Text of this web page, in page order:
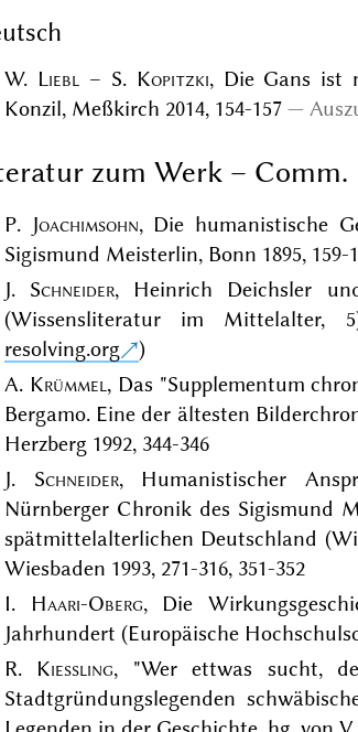
W. Liebl– S. Kopitzki, Die Gans ist
Konzil, Meßkirch 2014, 154-157
zum Werk – Comm.
P. Joachimsohn, Die humanistische
Sigismund Meisterlin, Bonn 1895, 159-
J. Schneider, Heinrich Deichsler
(Wissensliteratur im Mittelalter,
resolving.org
)
A. Krümmel, Das "Supplementum
Bergamo. Eine der ältesten
Herzberg 1992, 344-346
J. Schneider, Humanistischer
Nürnberger Chronik des Sigismund
spätmittelalterlichen Deutschland
Wiesbaden 1993, 271-316, 351-352
I.
Haari-Oberg, Die
Jahrhundert (Europäische
R. Kiessling, "Wer ettwas sucht,
Stadtgründungslegenden